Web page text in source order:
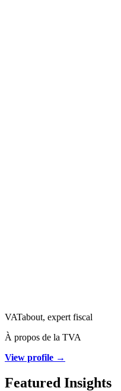
VATabout, expert fiscal
À propos de la TVA
View profile →
Featured Insights